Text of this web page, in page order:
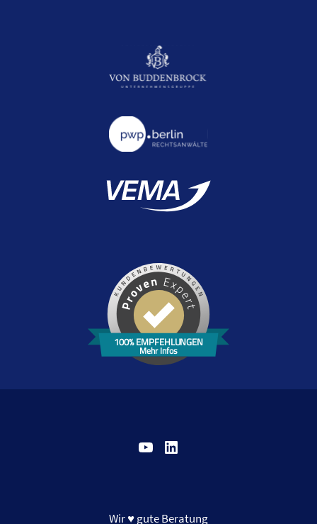
100% EMPFEHLUNGEN
Mehr Infos
YouTube LinkedIn
Wir ♥ gute Beratung